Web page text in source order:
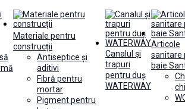
Materiale pentru
construcții
Antiseptice și
aditivi
Fibră pentru
mortar
Pigment pentru
Canalul și
trapuri
pentru duș
WATERWAY
Articole
sanitare
baie